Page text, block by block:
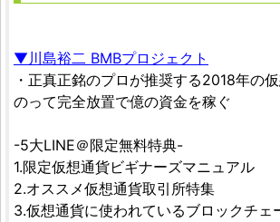
▼川島裕二 BMBプロジェクト
・正真正銘のプロが推奨する2018年の
のって完全放置で億の資金を稼ぐ
-5大LINE＠限定無料特典-
1.限定仮想通貨ビギナーズマニュアル
2.オススメ仮想通貨取引所特集
3.仮想通貨に使われているブロックチェ